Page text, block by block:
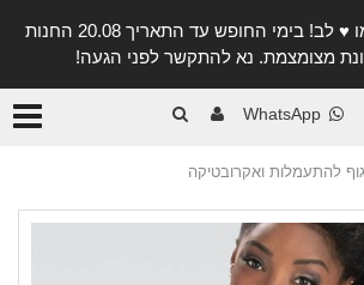
לקוחות נכבדים, שימו ♥️ לב! בימי החופש עד התאריך 20.08 החנות
מצומצמת. נא להתקשר לפני הגעה!
WhatsApp
להתעמלות ואקרובטיקה